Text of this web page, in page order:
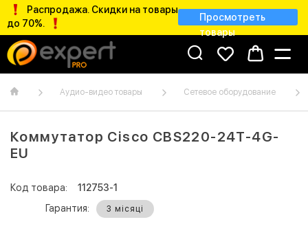
Распродажа. Скидки на товары
до 70%.
Просмотреть
товары
Аудио-видео товары Сетевое оборудование
Коммутатор Cisco CBS220-24T-4G-
EU
Код товара:
112753-1
Гарантия:
3 місяці